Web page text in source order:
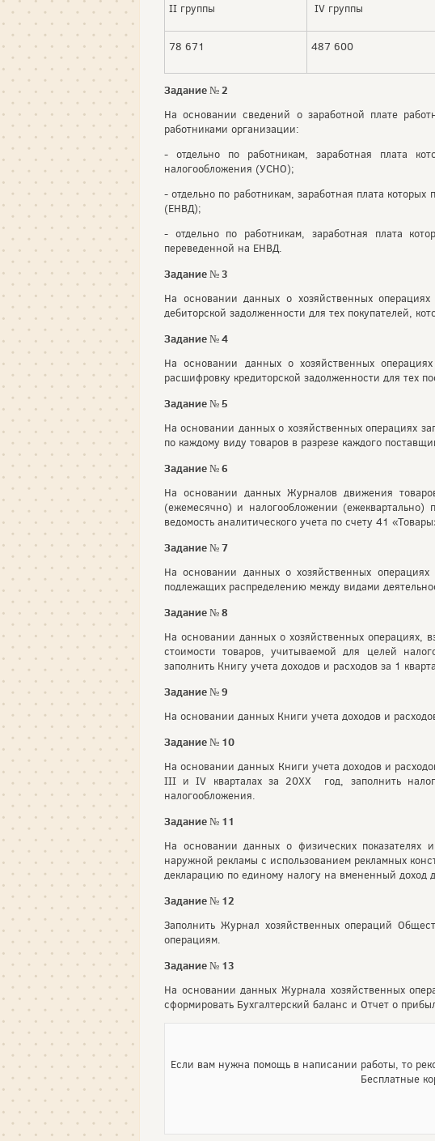
II группы
IV группы
78 671 487 600
Задание № 2
На основании сведений о заработной плате
работниками организации:
- отдельно по работникам, заработная плата
налогообложения (УСНО);
- отдельно по работникам, заработная плата
(ЕНВД);
- отдельно по работникам, заработная плата
переведенной на ЕНВД.
Задание № 3
На основании данных о хозяйственных
дебиторской задолженности для тех покупателей,
Задание № 4
На основании данных о хозяйственных
расшифровку кредиторской задолженности для тех
Задание № 5
На основании данных о хозяйственных операциях
по каждому виду товаров в разрезе каждого
Задание № 6
На основании данных Журналов движения
(ежемесячно) и налогообложении
ведомость аналитического учета по счету 41
Задание № 7
На основании данных о хозяйственных
подлежащих распределению между видами
Задание № 8
На основании данных о хозяйственных операциях,
стоимости товаров, учитываемой для целей
заполнить Книгу учета доходов и расходов за 1
Задание № 9
На основании данных Книги учета доходов и
Задание № 10
На основании данных Книги учета доходов и
III и IV кварталах за 20ХХ год, заполнить
налогообложения.
Задание № 11
На основании данных о физических показателях
наружной рекламы с использованием рекламных
декларацию по единому налогу на вмененный доход
Задание № 12
Заполнить Журнал хозяйственных операций
операциям.
Задание № 13
На основании данных Журнала хозяйственных
сформировать Бухгалтерский баланс и Отчет о
Если вам нужна помощь в написании работы, то
Бесплатные